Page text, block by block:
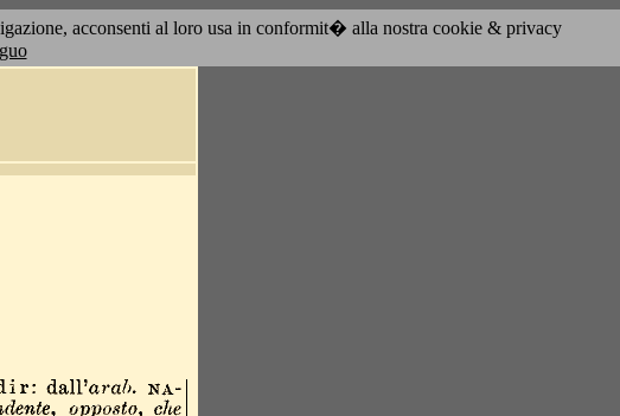
acconsenti al loro usa in conformit� alla nostra cookie & privacy